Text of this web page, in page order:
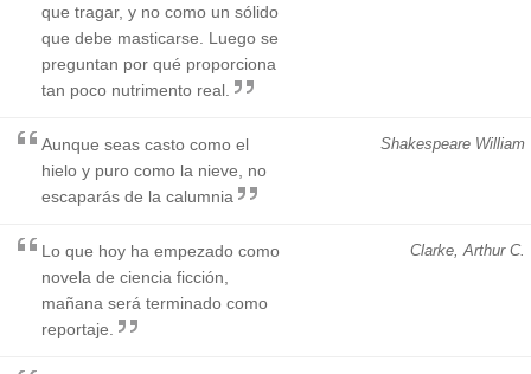
que tragar, y no como un sólido
que debe masticarse. Luego se
preguntan por qué proporciona
tan poco nutrimento real.
Shakespeare William
Aunque seas casto como el
hielo y puro como la nieve, no
escaparás de la calumnia
Clarke, Arthur C.
Lo que hoy ha empezado como
novela de ciencia ficción,
mañana será terminado como
reportaje.